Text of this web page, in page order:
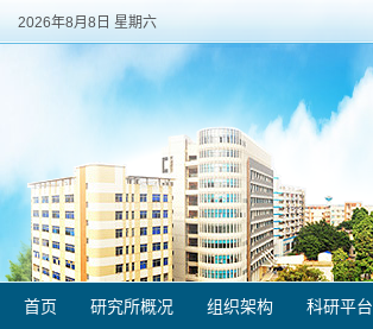
2026年8月8日 星期六
首页 研究所概况 组织架构 科研平台